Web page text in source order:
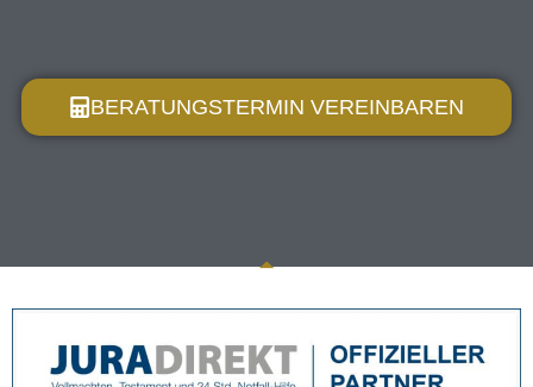
BERATUNGSTERMIN VEREINBAREN